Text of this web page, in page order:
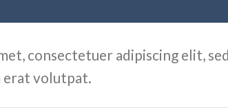
consectetuer adipiscing elit,
erat volutpat.